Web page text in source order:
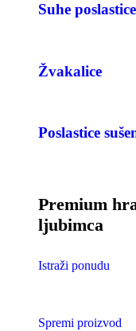
Suhe poslastice
Žvakalice
Poslastice
Premium
ljubimca
Istraži ponudu
Spremi proizvod